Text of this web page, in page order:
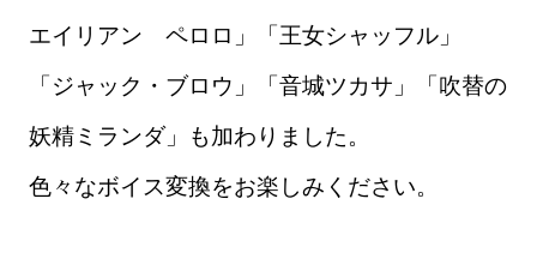
エイリアン ペロロ」「王女シャッフル」
「ジャック・ブロウ」「音城ツカサ」「吹替の
妖精ミランダ」も加わりました。
色々なボイス変換をお楽しみください。